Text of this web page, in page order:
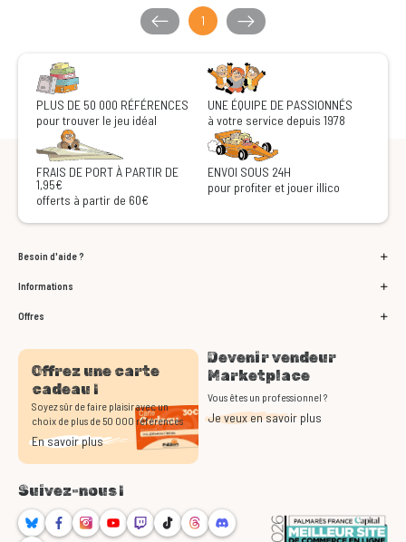
1
PLUS DE 50 000 RÉFÉRENCES
pour trouver le jeu idéal
UNE ÉQUIPE DE PASSIONNÉS
à votre service depuis 1978
FRAIS DE PORT À PARTIR DE
1,95€
offerts à partir de 60€
ENVOI SOUS 24H
pour profiter et jouer illico
Besoin d'aide ?
Informations
Offres
Offrez une carte
cadeau !
Soyez sûr de faire plaisir avec un
choix de plus de 50 000 références
En savoir plus
Devenir vendeur
Marketplace
Vous êtes un professionnel ?
Je veux en savoir plus
Suivez-nous !
BlueskyFacebookInstagram
YoutubeTwitchTikTokThreadsDiscord